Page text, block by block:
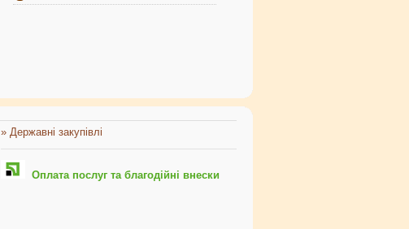
» Державні закупівлі
Оплата послуг та благодійні внески